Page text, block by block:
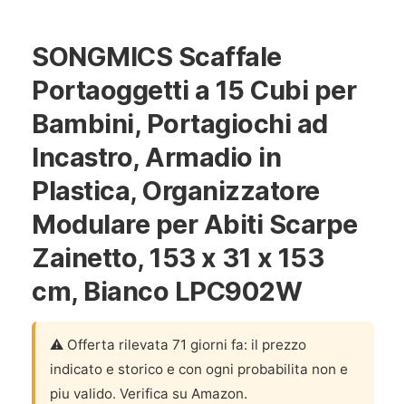
SONGMICS Scaffale
Portaoggetti a 15 Cubi per
Bambini, Portagiochi ad
Incastro, Armadio in
Plastica, Organizzatore
Modulare per Abiti Scarpe
Zainetto, 153 x 31 x 153
cm, Bianco LPC902W
⚠️ Offerta rilevata 71 giorni fa: il prezzo
indicato e storico e con ogni probabilita non e
piu valido. Verifica su Amazon.